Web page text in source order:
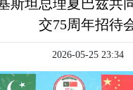
斯坦总理夏巴兹共
交75周年招待
2026-05-25 23:34